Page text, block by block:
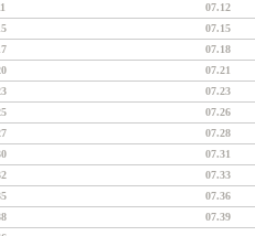
07.12
07.15
07.18
07.21
07.23
07.26
07.28
07.31
07.33
07.36
07.39